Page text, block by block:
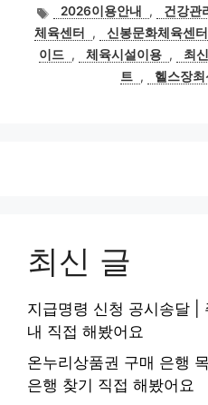
태
그
2026이용안내 , 건강관
체육센터
, 신봉문화체육센
이드 , 체육시설이용 , 최
트 , 헬스장최
최신 글
지급명령 신청 공시송달 |
내 직접 해봤어요
온누리상품권 구매 은행
은행 찾기 직접 해봤어요